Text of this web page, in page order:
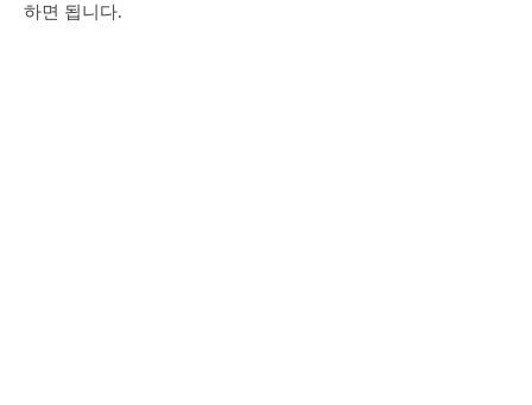
하면 됩니다.